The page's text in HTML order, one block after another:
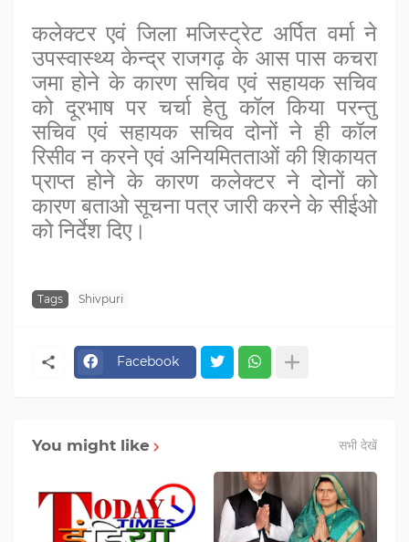
कलेक्टर एवं जिला मजिस्ट्रेट अर्पित वर्मा ने
उपस्वास्थ्य केन्द्र राजगढ़ के आस पास कचरा
जमा होने के कारण सचिव एवं सहायक सचिव
को दूरभाष पर चर्चा हेतु कॉल किया परन्तु
सचिव एवं सहायक सचिव दोनों ने ही कॉल
रिसीव न करने एवं अनियमितताओं की शिकायत
प्राप्त होने के कारण कलेक्टर ने दोनों को
कारण बताओ सूचना पत्र जारी करने के सीईओ
को निर्देश दिए।
Tags Shivpuri
Facebook
You might like सभी देखें